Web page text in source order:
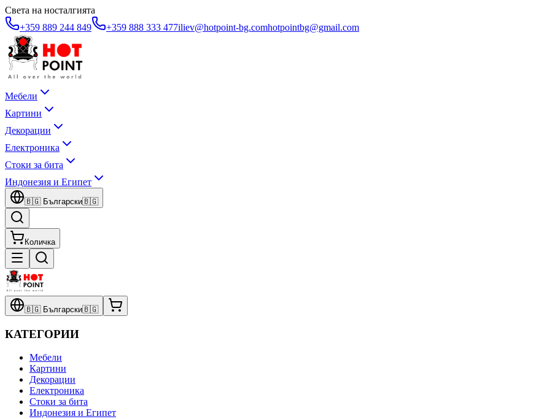
Света на носталгията
+359 889 244 849
+359 888 333 477iliev@hotpoint-bg.comhotpointbg@gmail.com
Мебели
Картини
Декорации
Електроника
Стоки за бита
Индонезия и Египет
🇧🇬 Български🇧🇬
Количка
🇧🇬 Български🇧🇬
КАТЕГОРИИ
Мебели
Картини
Декорации
Електроника
Стоки за бита
Индонезия и Египет